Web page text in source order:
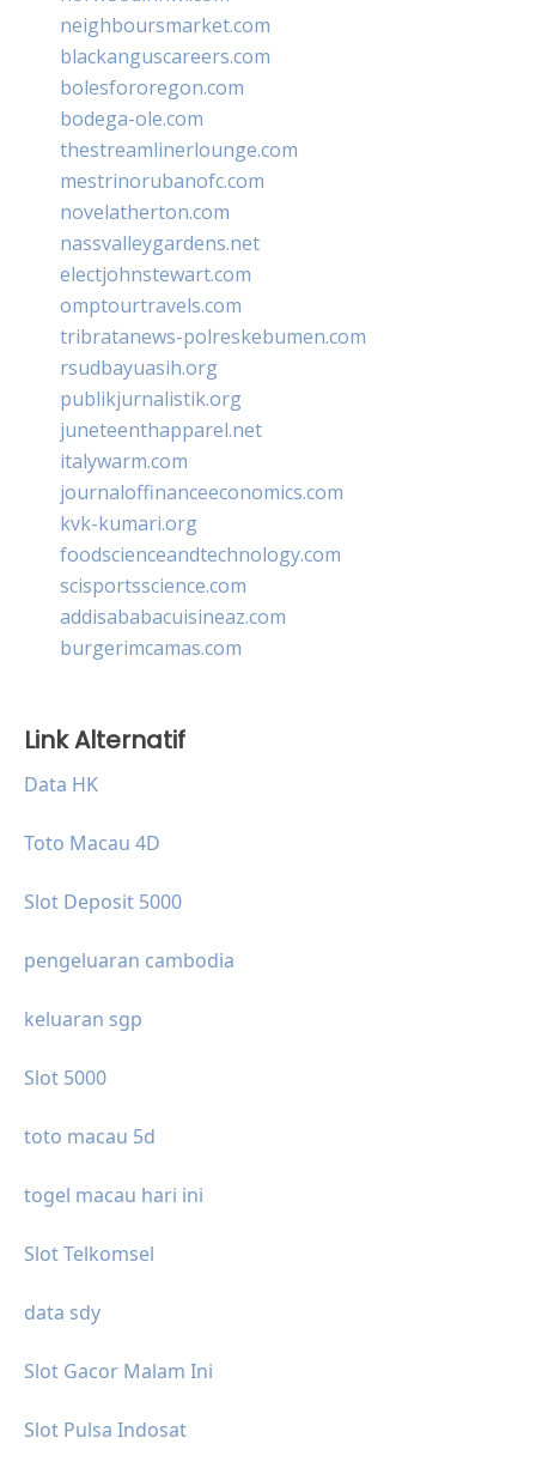
neighboursmarket.com
blackanguscareers.com
bolesfororegon.com
bodega-ole.com
thestreamlinerlounge.com
mestrinorubanofc.com
novelatherton.com
nassvalleygardens.net
electjohnstewart.com
omptourtravels.com
tribratanews-polreskebumen.com
rsudbayuasih.org
publikjurnalistik.org
juneteenthapparel.net
italywarm.com
journaloffinanceeconomics.com
kvk-kumari.org
foodscienceandtechnology.com
scisportsscience.com
addisababacuisineaz.com
burgerimcamas.com
Link Alternatif
Data HK
Toto Macau 4D
Slot Deposit 5000
pengeluaran cambodia
keluaran sgp
Slot 5000
toto macau 5d
togel macau hari ini
Slot Telkomsel
data sdy
Slot Gacor Malam Ini
Slot Pulsa Indosat